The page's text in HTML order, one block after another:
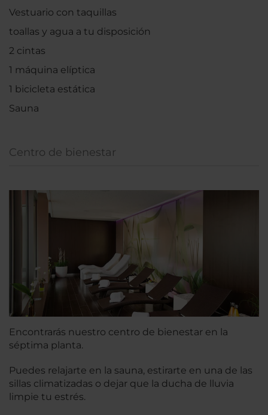
Vestuario con taquillas
toallas y agua a tu disposición
2 cintas
1 máquina elíptica
1 bicicleta estática
Sauna
Centro de bienestar
Encontrarás nuestro centro de bienestar en la
séptima planta.
Puedes relajarte en la sauna, estirarte en una de las
sillas climatizadas o dejar que la ducha de lluvia
limpie tu estrés.